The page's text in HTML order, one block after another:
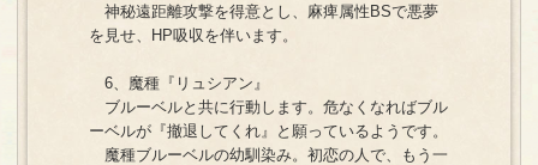
神秘遠距離攻撃を得意とし、麻痺属性BSで悪夢
を見せ、HP吸収を伴います。
6、魔種『リュシアン』
ブルーベルと共に行動します。危なくなればブル
ーベルが『撤退してくれ』と願っているようです。
魔種ブルーベルの幼馴染み。初恋の人で、もう一